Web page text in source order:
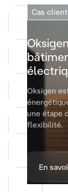
Cas client
Oksigen
une étape
flexibilité.
En